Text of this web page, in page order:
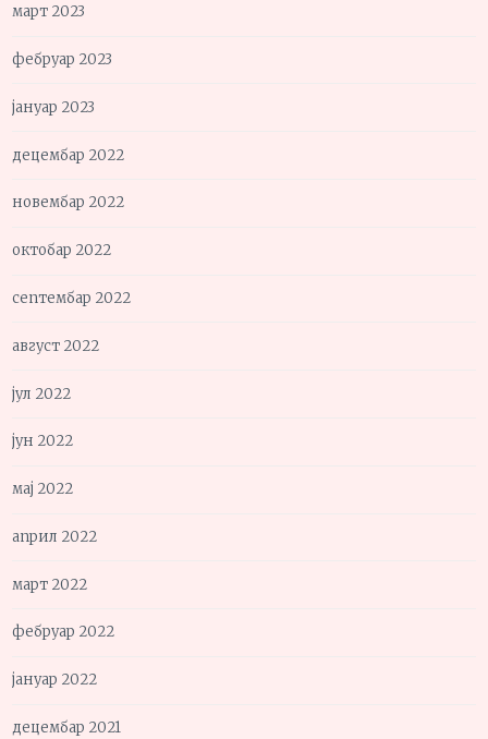
март 2023
фебруар 2023
јануар 2023
децембар 2022
новембар 2022
октобар 2022
септембар 2022
август 2022
јул 2022
јун 2022
мај 2022
април 2022
март 2022
фебруар 2022
јануар 2022
децембар 2021